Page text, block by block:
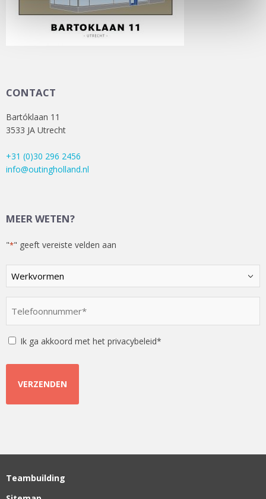
CONTACT
Bartóklaan 11
3533 JA Utrecht
+31 (0)30 296 2456
info@outingholland.nl
MEER WETEN?
"*" geeft vereiste velden aan
Kies
een
optie
Instemming
Ik ga akkoord met het privacybeleid*
Teambuilding